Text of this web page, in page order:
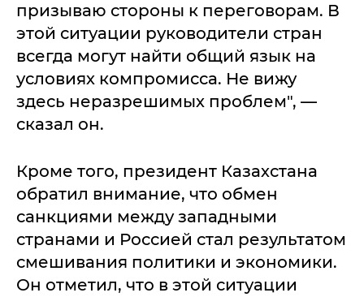
призываю стороны к переговорам. В
этой ситуации руководители стран
всегда могут найти общий язык на
условиях компромисса. Не вижу
здесь неразрешимых проблем", —
сказал он.
Кроме того, президент Казахстана
обратил внимание, что обмен
санкциями между западными
странами и Россией стал результатом
смешивания политики и экономики.
Он отметил, что в этой ситуации